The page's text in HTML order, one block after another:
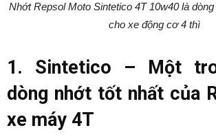
Nhớt Repsol Moto Sintetico 4T 10w40 là
cho xe động cơ 4 thì
1. Sintetico – Một
dòng nhớt tốt nhất của
xe máy 4T